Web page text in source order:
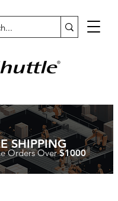
SHIPPING
Orders Over$1000